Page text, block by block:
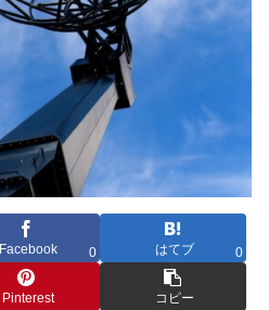
Facebook 0 はてブ 0
Pinterest コピー